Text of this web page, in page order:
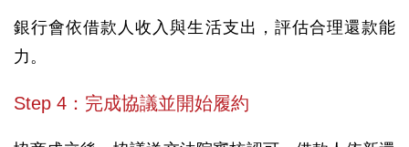
銀行會依借款人收入與生活支出，評估合理還款能
力。
Step 4：完成協議並開始履約